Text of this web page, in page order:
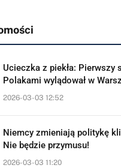
Ucieczka z piekła: Pierwszy
Polakami wylądował w
2026-03-03 12:52
Niemcy zmieniają politykę
Nie będzie przymusu!
2026-03-03 11:20